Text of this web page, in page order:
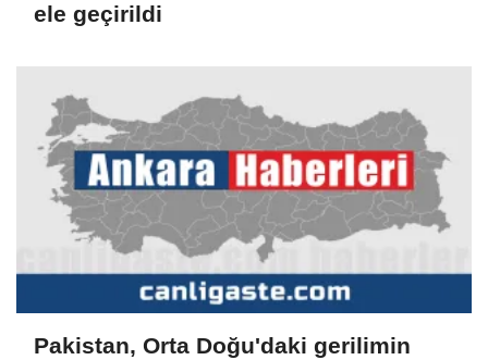
ele geçirildi
Pakistan, Orta Doğu'daki gerilimin